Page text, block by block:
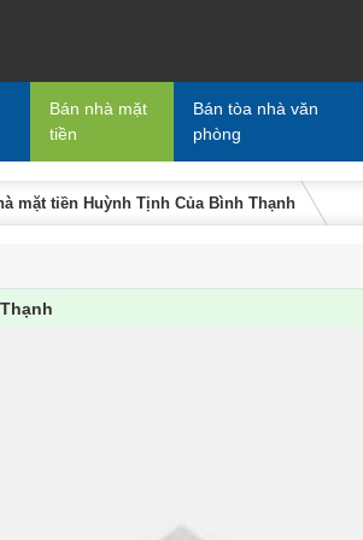
Bán nhà mặt
tiền
Bán tòa nhà văn
phòng
mặt tiền Huỳnh Tịnh Của Bình Thạnh